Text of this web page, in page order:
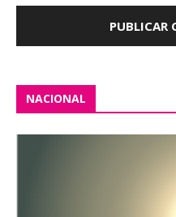
NACIONAL